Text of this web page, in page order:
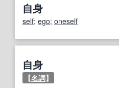
自身
self; ego; oneself
自身
【名詞】